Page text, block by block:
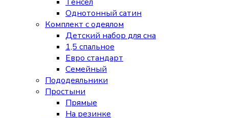
Однотонный сатин
Комплект с одеялом
Детский набор для сна
1,5 спальное
Евро стандарт
Семейный
Пододеяльники
Простыни
Прямые
На резинке